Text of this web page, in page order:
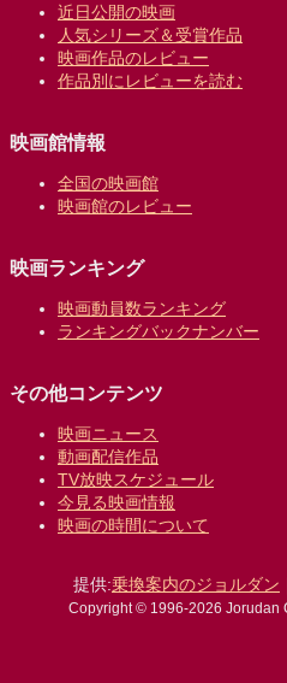
近日公開の映画
人気シリーズ＆受賞作品
映画作品のレビュー
作品別にレビューを読む
映画館情報
全国の映画館
映画館のレビュー
映画ランキング
映画動員数ランキング
ランキングバックナンバー
その他コンテンツ
映画ニュース
動画配信作品
TV放映スケジュール
今見る映画情報
映画の時間について
提供:乗換案内のジョルダン
Copyright © 1996-2026 Jorudan